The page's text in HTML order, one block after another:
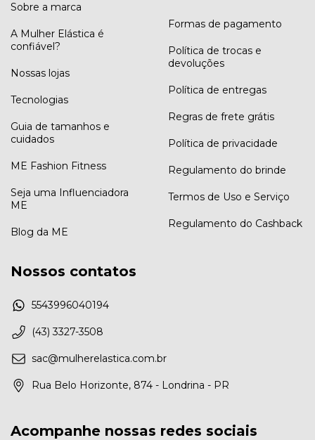
Sobre a marca
A Mulher Elástica é
confiável?
Nossas lojas
Tecnologias
Guia de tamanhos e
cuidados
ME Fashion Fitness
Seja uma Influenciadora
ME
Blog da ME
Formas de pagamento
Política de trocas e
devoluções
Política de entregas
Regras de frete grátis
Política de privacidade
Regulamento do brinde
Termos de Uso e Serviço
Regulamento do Cashback
Nossos contatos
5543996040194
(43) 3327-3508
sac@mulherelastica.com.br
Rua Belo Horizonte, 874 - Londrina - PR
Acompanhe nossas redes sociais